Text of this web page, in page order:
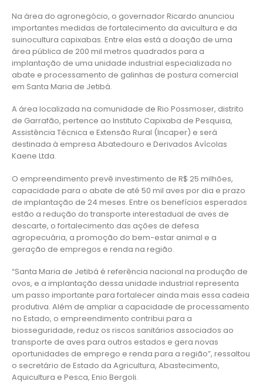
Na área do agronegócio, o governador Ricardo anunciou
importantes medidas de fortalecimento da avicultura e da
suinocultura capixabas. Entre elas está a doação de uma
área pública de 200 mil metros quadrados para a
implantação de uma unidade industrial especializada no
abate e processamento de galinhas de postura comercial
em Santa Maria de Jetibá.
A área localizada na comunidade de Rio Possmoser, distrito
de Garrafão, pertence ao Instituto Capixaba de Pesquisa,
Assistência Técnica e Extensão Rural (Incaper) e será
destinada à empresa Abatedouro e Derivados Avícolas
Kaene Ltda.
O empreendimento prevê investimento de R$ 25 milhões,
capacidade para o abate de até 50 mil aves por dia e prazo
de implantação de 24 meses. Entre os benefícios esperados
estão a redução do transporte interestadual de aves de
descarte, o fortalecimento das ações de defesa
agropecuária, a promoção do bem-estar animal e a
geração de empregos e renda na região.
“Santa Maria de Jetibá é referência nacional na produção de
ovos, e a implantação dessa unidade industrial representa
um passo importante para fortalecer ainda mais essa cadeia
produtiva. Além de ampliar a capacidade de processamento
no Estado, o empreendimento contribui para a
biosseguridade, reduz os riscos sanitários associados ao
transporte de aves para outros estados e gera novas
oportunidades de emprego e renda para a região”, ressaltou
o secretário de Estado da Agricultura, Abastecimento,
Aquicultura e Pesca, Enio Bergoli.